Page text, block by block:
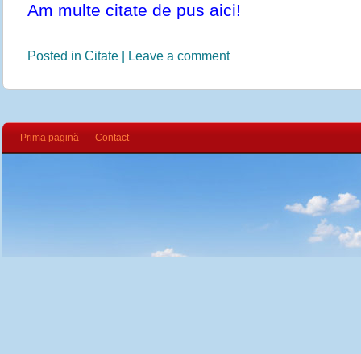
Am multe citate de pus aici!
Posted in Citate | Leave a comment
Prima pagină Contact